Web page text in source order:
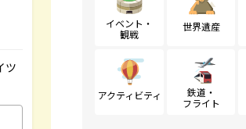
ツ
イベント・
観戦
世界遺産
アクティビティ
鉄道・
フライト